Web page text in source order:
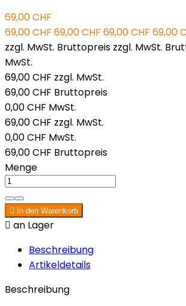
69,00 CHF
69,00 CHF 69,00 CHF 69,00 CHF 69,00
zzgl. MwSt. Bruttopreis zzgl. MwSt.
MwSt.
69,00 CHF zzgl. MwSt.
69,00 CHF Bruttopreis
0,00 CHF MwSt.
69,00 CHF zzgl. MwSt.
0,00 CHF MwSt.
69,00 CHF Bruttopreis
Menge
 In den Warenkorb
 an Lager
Beschreibung
Artikeldetails
Beschreibung